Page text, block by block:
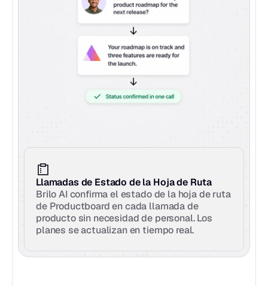
Llamadas de Estado de la Hoja de Ruta
Brilo AI confirma el estado de la hoja de ruta
de Productboard en cada llamada de
producto sin necesidad de personal. Los
planes se actualizan en tiempo real.